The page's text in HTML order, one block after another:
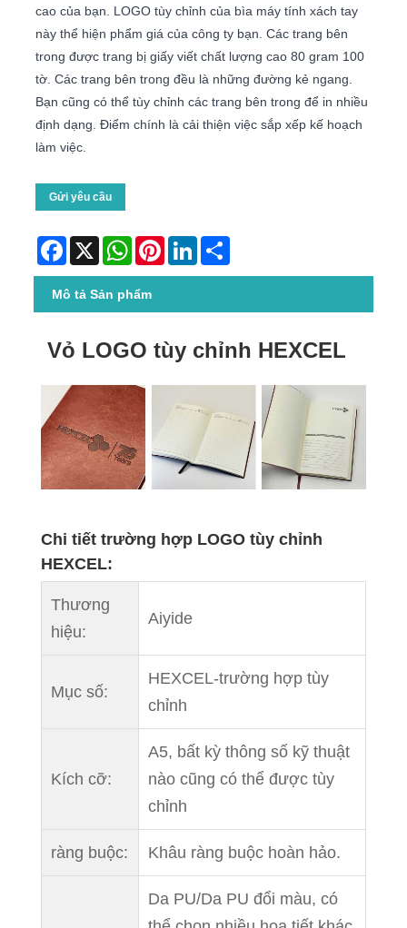
cao của bạn. LOGO tùy chỉnh của bìa máy tính xách tay
này thể hiện phẩm giá của công ty bạn. Các trang bên
trong được trang bị giấy viết chất lượng cao 80 gram 100
tờ. Các trang bên trong đều là những đường kẻ ngang.
Bạn cũng có thể tùy chỉnh các trang bên trong để in nhiều
định dạng. Điểm chính là cải thiện việc sắp xếp kế hoạch
làm việc.
Gửi yêu cầu
Facebook
X WhatsAppPinterestLinkedIn
Mô tả Sản phẩm
Vỏ LOGO tùy chỉnh HEXCEL
Chi tiết trường hợp LOGO tùy chỉnh
HEXCEL:
Thương
hiệu:
Aiyide
Mục số:
HEXCEL-trường hợp tùy
chỉnh
Kích cỡ:
A5, bất kỳ thông số kỹ thuật
nào cũng có thể được tùy
chỉnh
ràng buộc: Khâu ràng buộc hoàn hảo.
Da PU/Da PU đổi màu, có